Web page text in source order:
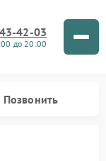
42-03
до 20:00
Позвонить